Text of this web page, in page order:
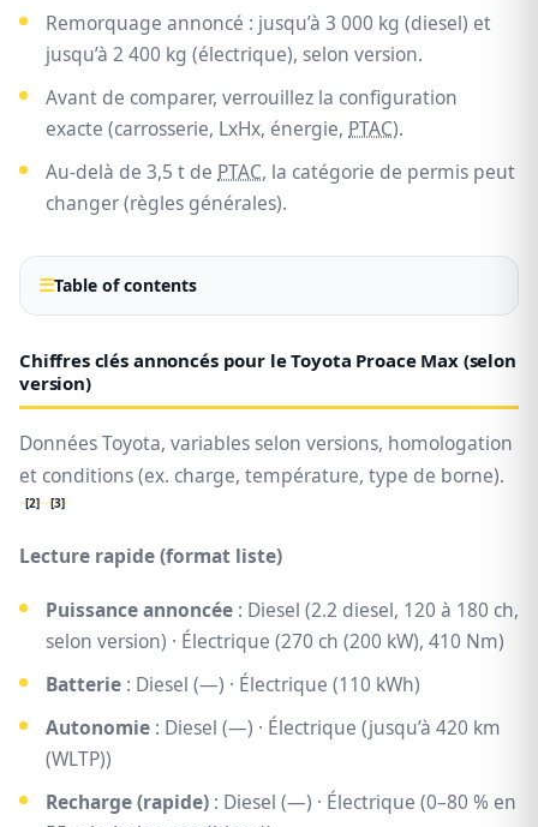
Remorquage annoncé : jusqu’à 3 000 kg (diesel) et
jusqu’à 2 400 kg (électrique), selon version.
Avant de comparer, verrouillez la configuration
exacte (carrosserie, LxHx, énergie, PTAC).
Au-delà de 3,5 t de PTAC, la catégorie de permis peut
changer (règles générales).
Table of contents
Chiffres clés annoncés pour le Toyota Proace Max (selon
version)
Données Toyota, variables selon versions, homologation
et conditions (ex. charge, température, type de borne).
[2] [3]
Lecture rapide (format liste)
Puissance annoncée : Diesel (2.2 diesel, 120 à 180 ch,
selon version) · Électrique (270 ch (200 kW), 410 Nm)
Batterie : Diesel (—) · Électrique (110 kWh)
Autonomie : Diesel (—) · Électrique (jusqu’à 420 km
(WLTP))
Recharge (rapide) : Diesel (—) · Électrique (0–80 % en